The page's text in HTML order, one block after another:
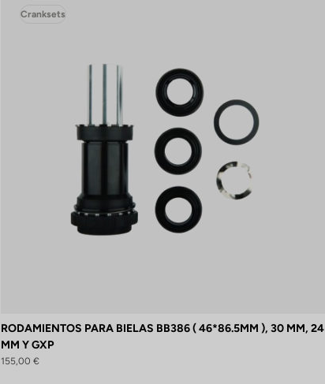
Cranksets
RODAMIENTOS PARA BIELAS BB386 ( 46*86.5MM ), 30 MM, 24
MM Y GXP
155,00 €